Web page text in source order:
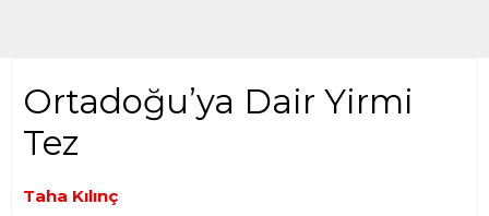
Ortadoğu’ya Dair Yirmi
Tez
Taha Kılınç